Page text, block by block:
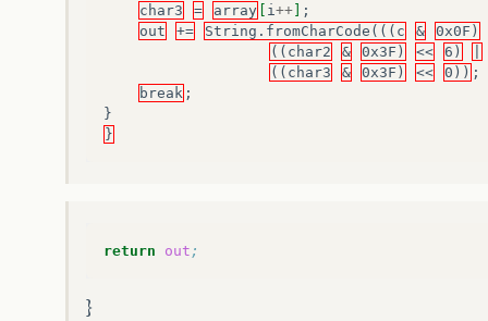
char3
= array [ i ++] ;
out
+= String.fromCharCode(((c &
0x0F)
((char2
& 0x3F) << 6)
((char3
& 0x3F) << 0)) ;
break ;
}
}
return out ;
}